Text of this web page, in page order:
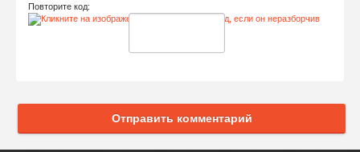
Повторите код:
Отправить комментарий